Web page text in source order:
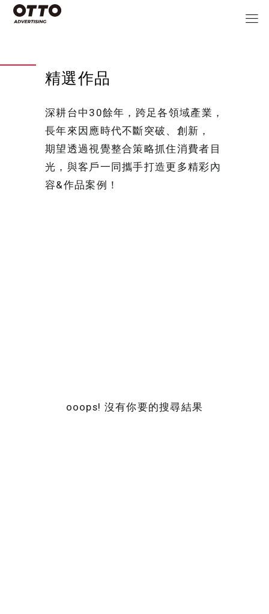
精選作品
深耕台中30餘年，跨足各領域產業，
長年來因應時代不斷突破、創新，
期望透過視覺整合策略抓住消費者目
光，與客戶一同攜手打造更多精彩內
容&作品案例！
ooops! 沒有你要的搜尋結果